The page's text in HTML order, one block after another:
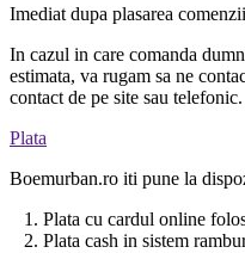
Imediat dupa plasarea
In cazul in care comanda
estimata, va rugam sa ne
contact de pe site sau telefonic.
Plata
Boemurban.ro iti pune la
1. Plata cu cardul online
2. Plata cash in sistem